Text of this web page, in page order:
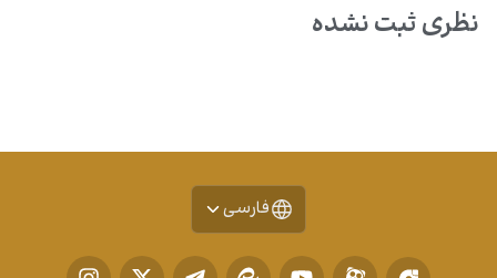
نظری ثبت نشده
فارسی